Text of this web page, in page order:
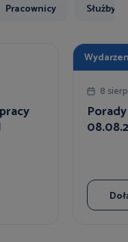
Pracownicy Służby
8